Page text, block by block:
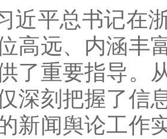
近平总书记在
高远、内涵丰
了重要指导。
深刻把握了信
新闻舆论工作